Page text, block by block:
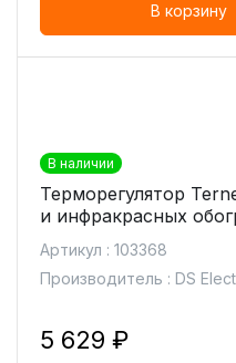
В корзину
В наличии
Терморегулятор
и инфракрасных
Артикул : 103368
Производитель : DS
5 629 ₽